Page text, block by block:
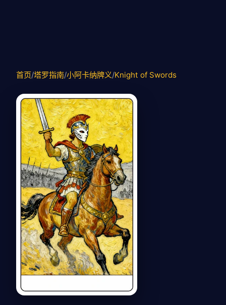
首页/塔罗指南/小阿卡纳牌义/Knight of Swords